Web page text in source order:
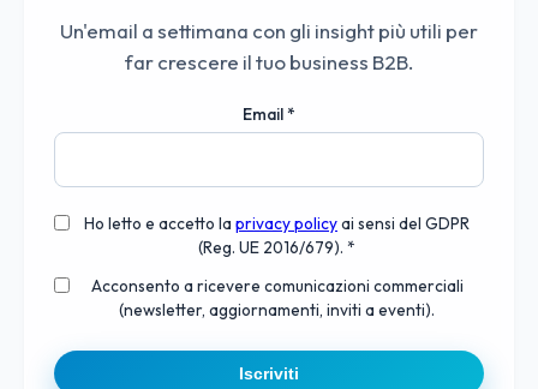
Un'email a settimana con gli insight più utili per
far crescere il tuo business B2B.
Email*
Ho letto e accetto la privacy policyai sensi del GDPR
(Reg. UE 2016/679). *
Acconsento a ricevere comunicazioni commerciali
(newsletter, aggiornamenti, inviti a eventi).
Iscriviti